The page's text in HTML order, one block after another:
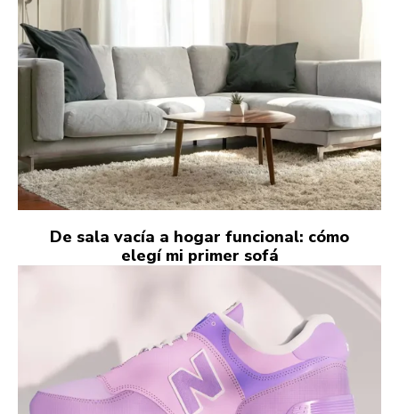
De sala vacía a hogar funcional: cómo
elegí mi primer sofá